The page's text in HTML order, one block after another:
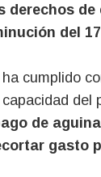
derechos
del
cumplido
del
de
gasto